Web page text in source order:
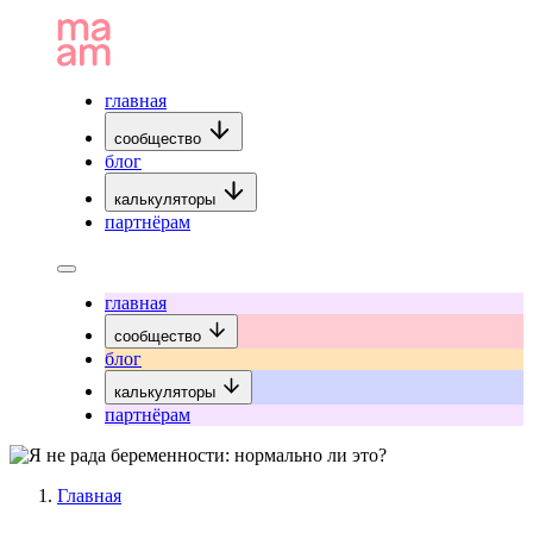
главная
сообщество
блог
калькуляторы
партнёрам
главная
сообщество
блог
калькуляторы
партнёрам
Главная